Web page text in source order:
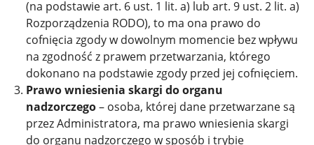
(na podstawie art. 6 ust. 1 lit. a) lub art. 9 ust. 2 lit. a)
Rozporządzenia RODO), to ma ona prawo do
cofnięcia zgody w dowolnym momencie bez wpływu
na zgodność z prawem przetwarzania, którego
dokonano na podstawie zgody przed jej cofnięciem.
Prawo wniesienia skargi do organu
nadzorczego– osoba, której dane przetwarzane są
przez Administratora, ma prawo wniesienia skargi
do organu nadzorczego w sposób i trybie